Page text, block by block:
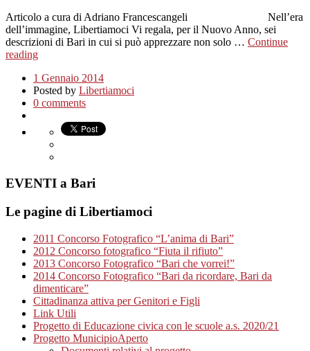
Articolo a cura di Adriano Francescangeli Nell’era
dell’immagine, Libertiamoci Vi regala, per il Nuovo Anno, sei
descrizioni di Bari in cui si può apprezzare non solo … Continue
reading
1 Gennaio 2014
Posted by Libertiamoci
0 comments
EVENTI a Bari
Le pagine di Libertiamoci
2011 Concorso Fotografico “L’anima di Bari”
2012 Concorso fotografico “Fiuta il rifiuto”
2013 Concorso Fotografico “Bari che vorrei!”
2014 Concorso Fotografico “Bari da ricordare, Bari da
dimenticare”
Cittadinanza attiva per Genitori e Figli
Link Utili
Progetto di Educazione civica con le scuole a.s. 2020/21
Progetto MunicipioAperto